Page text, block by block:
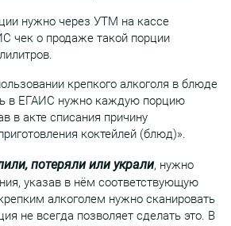
нужно через УТМ на кассе
чек о продаже такой порции
крепкого алкоголя в блюде
в ЕГАИС нужно каждую порцию
в акте списания причину
коктейлей (блюд)».
потеряли или украли, нужно
указав в нём соответствующую
алкоголем нужно сканировать
не всегда позволяет сделать это. В